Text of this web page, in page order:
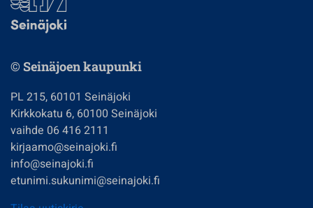
© Seinäjoen kaupunki
PL 215, 60101 Seinäjoki
Kirkkokatu 6, 60100 Seinäjoki
vaihde 06 416 2111
kirjaamo@seinajoki.fi
info@seinajoki.fi
etunimi.sukunimi@seinajoki.fi